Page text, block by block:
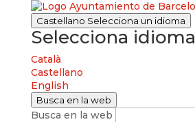
Castellano Selecciona un idioma
Selecciona idioma
Català
Castellano
English
Busca en la web
Busca en la web